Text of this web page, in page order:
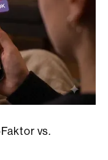
vs.